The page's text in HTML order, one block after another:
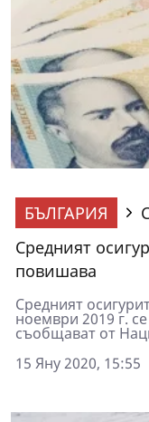
БЪЛГАРИЯ
Средният
повишава
Средният
ноември 2019 г.
съобщават от
15 Яну 2020, 15:55